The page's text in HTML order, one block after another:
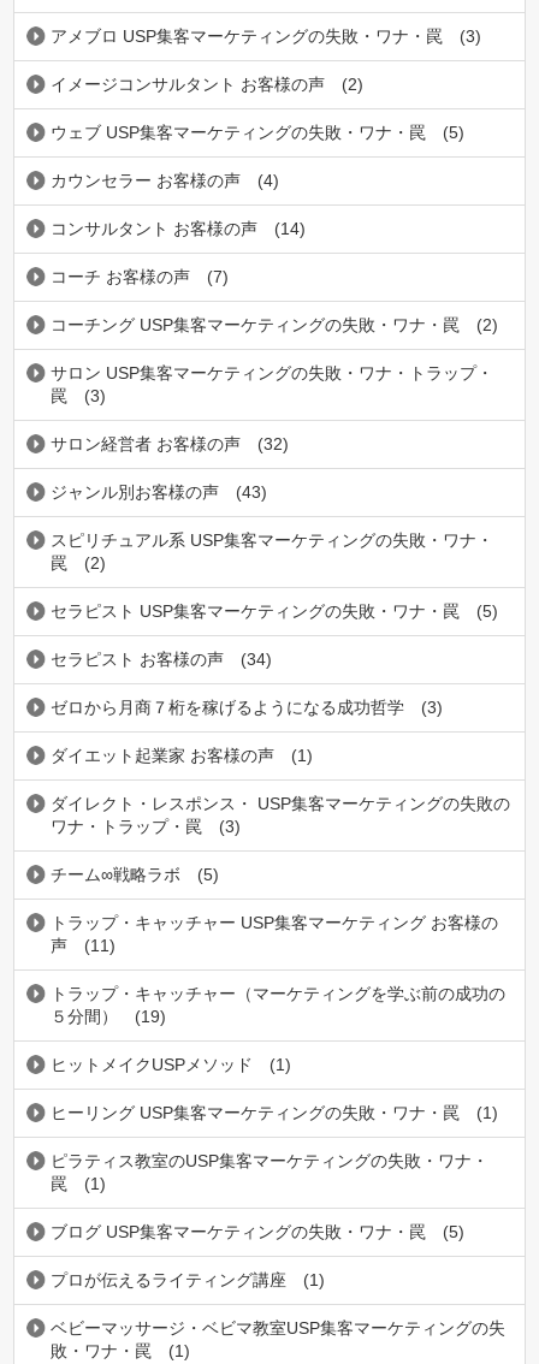
アメブロ USP集客マーケティングの失敗・ワナ・罠 (3)
イメージコンサルタント お客様の声 (2)
ウェブ USP集客マーケティングの失敗・ワナ・罠 (5)
カウンセラー お客様の声 (4)
コンサルタント お客様の声 (14)
コーチ お客様の声 (7)
コーチング USP集客マーケティングの失敗・ワナ・罠 (2)
サロン USP集客マーケティングの失敗・ワナ・トラップ・
罠
(3)
サロン経営者 お客様の声 (32)
ジャンル別お客様の声 (43)
スピリチュアル系 USP集客マーケティングの失敗・ワナ・
罠
(2)
セラピスト USP集客マーケティングの失敗・ワナ・罠 (5)
セラピスト お客様の声 (34)
ゼロから月商７桁を稼げるようになる成功哲学 (3)
ダイエット起業家 お客様の声 (1)
ダイレクト・レスポンス・ USP集客マーケティングの失敗の
ワナ・トラップ・罠
(3)
チーム∞戦略ラボ (5)
トラップ・キャッチャー USP集客マーケティング お客様の
声
(11)
トラップ・キャッチャー（マーケティングを学ぶ前の成功の
５分間）
(19)
ヒットメイクUSPメソッド (1)
ヒーリング USP集客マーケティングの失敗・ワナ・罠 (1)
ピラティス教室のUSP集客マーケティングの失敗・ワナ・
罠
(1)
ブログ USP集客マーケティングの失敗・ワナ・罠 (5)
プロが伝えるライティング講座 (1)
ベビーマッサージ・ベビマ教室USP集客マーケティングの失
敗・ワナ・罠
(1)